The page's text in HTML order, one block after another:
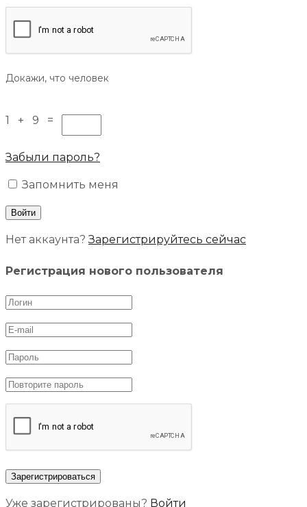
Докажи, что человек
1 + 9 =
Забыли пароль?
Запомнить меня
Нет аккаунта?Зарегистрируйтесь сейчас
Регистрация нового пользователя
Уже зарегистрированы? Войти